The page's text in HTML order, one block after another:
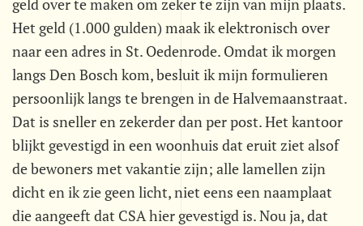
geld over te maken om zeker te zijn van mijn plaats.
Het geld (1.000 gulden) maak ik elektronisch over
naar een adres in St. Oedenrode. Omdat ik morgen
langs Den Bosch kom, besluit ik mijn formulieren
persoonlijk langs te brengen in de Halvemaanstraat.
Dat is sneller en zekerder dan per post. Het kantoor
blijkt gevestigd in een woonhuis dat eruit ziet alsof
de bewoners met vakantie zijn; alle lamellen zijn
dicht en ik zie geen licht, niet eens een naamplaat
die aangeeft dat CSA hier gevestigd is. Nou ja, dat